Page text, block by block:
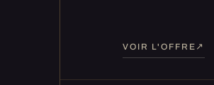
VOIR L'OFFRE